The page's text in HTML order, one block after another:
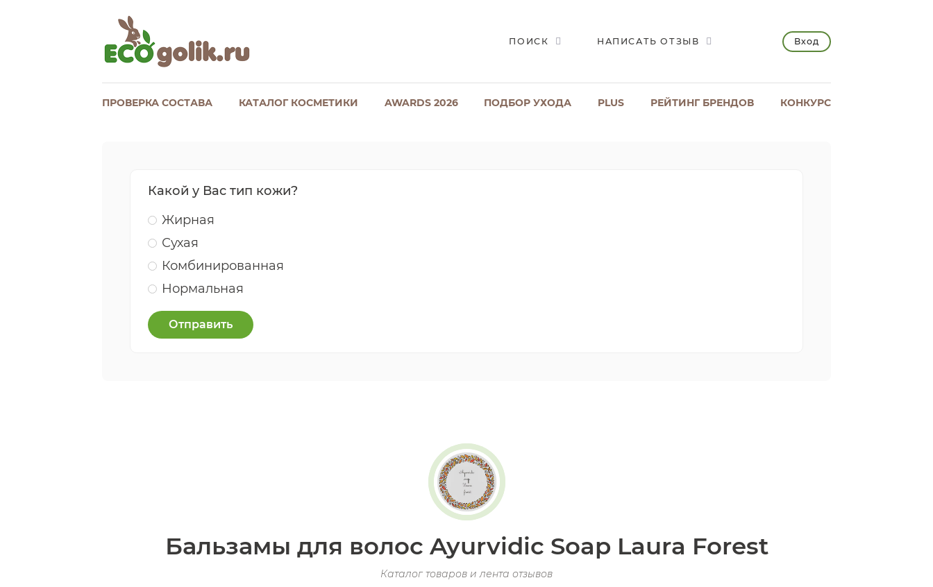
ПОИСК НАПИСАТЬ ОТЗЫВ Вход
ПРОВЕРКА СОСТАВА КАТАЛОГ КОСМЕТИКИ AWARDS 2026 ПОДБОР УХОДА PLUS РЕЙТИНГ БРЕНДОВ КОНКУРС
Какой у Вас тип кожи?
Жирная
Сухая
Комбинированная
Нормальная
Отправить
Бальзамы для волос Ayurvidic Soap Laura Forest
Каталог товаров и лента отзывов